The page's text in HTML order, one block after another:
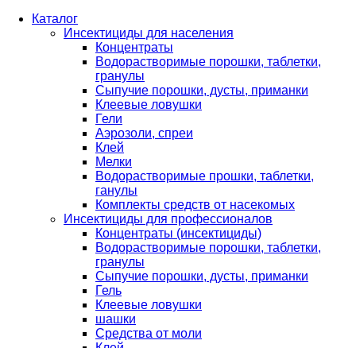
Каталог
Инсектициды для населения
Концентраты
Водорастворимые порошки, таблетки,
гранулы
Сыпучие порошки, дусты, приманки
Клеевые ловушки
Гели
Аэрозоли, спреи
Клей
Мелки
Водорастворимые прошки, таблетки,
ганулы
Комплекты средств от насекомых
Инсектициды для профессионалов
Концентраты (инсектициды)
Водорастворимые порошки, таблетки,
гранулы
Сыпучие порошки, дусты, приманки
Гель
Клеевые ловушки
шашки
Средства от моли